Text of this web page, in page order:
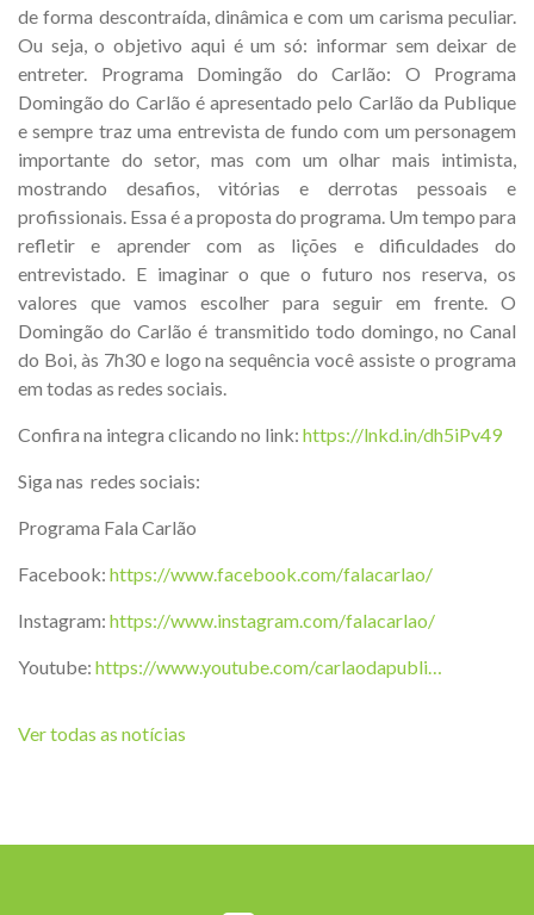
de forma descontraída, dinâmica e com um carisma peculiar.
Ou seja, o objetivo aqui é um só: informar sem deixar de
entreter. Programa Domingão do Carlão: O Programa
Domingão do Carlão é apresentado pelo Carlão da Publique
e sempre traz uma entrevista de fundo com um personagem
importante do setor, mas com um olhar mais intimista,
mostrando desafios, vitórias e derrotas pessoais e
profissionais. Essa é a proposta do programa. Um tempo para
refletir e aprender com as lições e dificuldades do
entrevistado. E imaginar o que o futuro nos reserva, os
valores que vamos escolher para seguir em frente. O
Domingão do Carlão é transmitido todo domingo, no Canal
do Boi, às 7h30 e logo na sequência você assiste o programa
em todas as redes sociais.
Confira na integra clicando no link: https://lnkd.in/dh5iPv49
Siga nas redes sociais:
Programa Fala Carlão
Facebook: https://www.facebook.com/falacarlao/
Instagram: https://www.instagram.com/falacarlao/
Youtube: https://www.youtube.com/carlaodapubli…
Ver todas as notícias